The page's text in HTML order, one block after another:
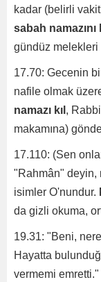
kadar (belirli
sabah
gündüz melekleri
17.70: Gecenin
nafile olmak
namazı kıl ,
makamına)
17.110: (Sen
"Rahmân" deyin,
isimler O'nundur.
da gizli okuma,
19.31: "Beni,
Hayatta
vermemi emretti."